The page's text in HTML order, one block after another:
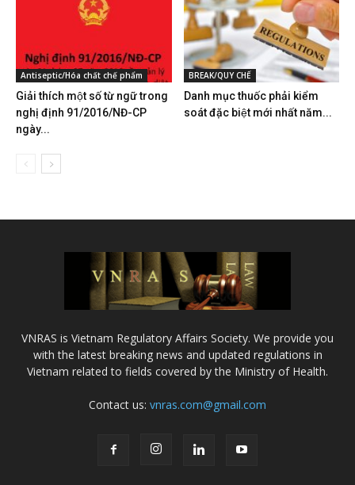
Antiseptic/Hóa chất chế phẩm
Giải thích một số từ ngữ trong
nghị định 91/2016/NĐ-CP
ngày...
BREAK/QUY CHẾ
Danh mục thuốc phải kiểm
soát đặc biệt mới nhất năm...
VNRAS is Vietnam Regulatory Affairs Society. We provide you
with the latest breaking news and updated regulations in
Vietnam related to fields covered by the Ministry of Health.
Contact us: vnras.com@gmail.com